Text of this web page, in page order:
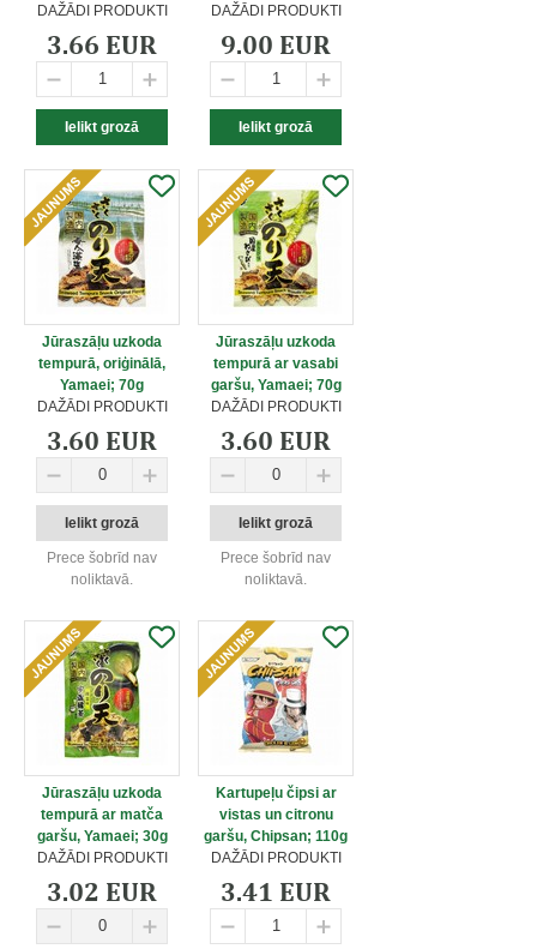
DAŽĀDI PRODUKTI
3.66 EUR
DAŽĀDI PRODUKTI
9.00 EUR
Jūraszāļu uzkoda
tempurā, oriģinālā,
Yamaei; 70g
DAŽĀDI PRODUKTI
3.60 EUR
Prece šobrīd nav
noliktavā.
Jūraszāļu uzkoda
tempurā ar vasabi
garšu, Yamaei; 70g
DAŽĀDI PRODUKTI
3.60 EUR
Prece šobrīd nav
noliktavā.
Jūraszāļu uzkoda
tempurā ar matča
garšu, Yamaei; 30g
DAŽĀDI PRODUKTI
3.02 EUR
Kartupeļu čipsi ar
vistas un citronu
garšu, Chipsan; 110g
DAŽĀDI PRODUKTI
3.41 EUR